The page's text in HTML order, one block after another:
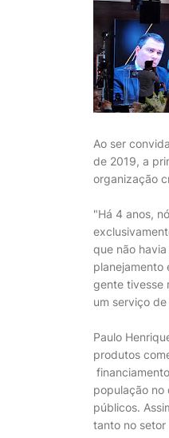
Ao ser
de 2019, a
organização
"Há 4 anos,
que não
planejamento
gente tivesse
um serviço
Paulo
produtos
população no
públicos.
tanto no